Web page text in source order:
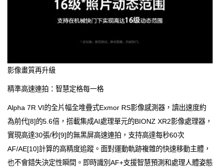
影像畫質再升級
精準高速連拍：智慧定格每一格
Alpha 7R VI的全片幅全堆疊式Exmor RS影像感測器，讀出速度約
為前代[8]的5.6倍，搭載集成AI處理單元的BIONZ XR2影像處理器，
實現高達30張/秒[9]的無黑屏高速連拍，支持高達每秒60次
AF/AE[10]計算的高精度追蹤。面對運動軌跡複雜的快速移動主體，
也不會錯失決定性瞬間。即時識別AF+支援智慧預測和處理人體姿態